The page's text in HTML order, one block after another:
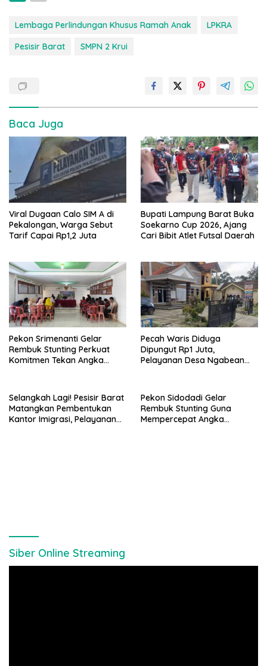
Lembaga Perlindungan Khusus Ramah Anak
LPKRA
Pesisir Barat
SMPN 2 Krui
Baca Juga
Viral Dugaan Calo SIM A di
Pekalongan, Warga Sebut
Tarif Capai Rp1,2 Juta
Bupati Lampung Barat Buka
Soekarno Cup 2026, Ajang
Cari Bibit Atlet Futsal Daerah
Pekon Srimenanti Gelar
Rembuk Stunting Perkuat
Komitmen Tekan Angka
Pecah Waris Diduga
Dipungut Rp1 Juta,
Pelayanan Desa Ngabean
Selangkah Lagi! Pesisir Barat
Matangkan Pembentukan
Kantor Imigrasi, Pelayanan
Pekon Sidodadi Gelar
Rembuk Stunting Guna
Mempercepat Angka
Siber Online Streaming